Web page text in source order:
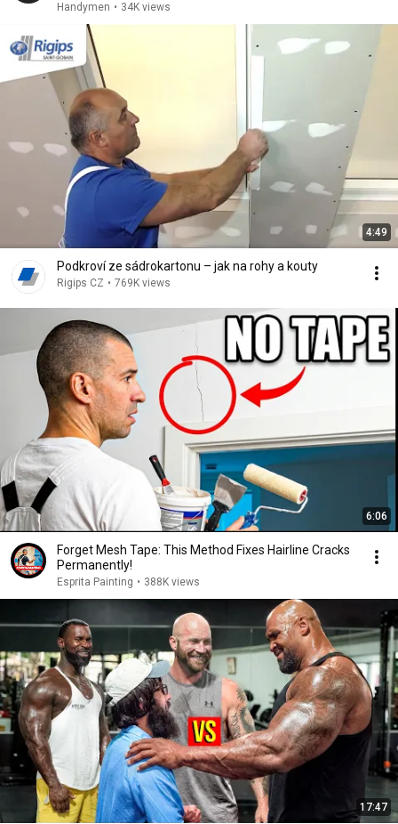
Handymen • 34K views
4:49
Podkroví ze sádrokartonu – jak na rohy a kouty
Rigips CZ • 769K views
6:06
Forget Mesh Tape: This Method Fixes Hairline Cracks
Permanently!
Esprita Painting • 388K views
17:47